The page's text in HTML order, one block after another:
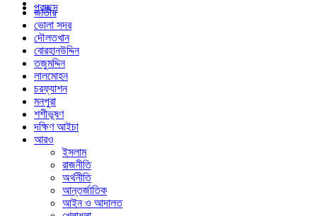
প্রচ্ছদ
জাতীয়
ভোলা সদর
দৌলতখান
বোরহানউদ্দিন
তজুমদ্দিন
লালমোহন
চরফ্যাশন
মনপুরা
শশীভূষণ
দক্ষিণ আইচা
আরও
ইসলাম
রাজনীতি
অর্থনীতি
আন্তর্জাতিক
আইন ও আদালত